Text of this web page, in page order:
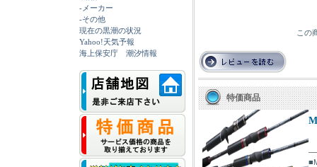
-メーカー
-その他
現在の黒潮の状況
Yahoo!天気予報
海上保安庁 潮汐情報
この
特価商品